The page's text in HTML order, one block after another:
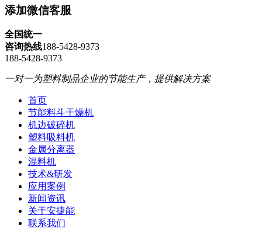
添加微信客服
全国统一
咨询热线188-5428-9373
188-5428-9373
一对一为塑料制品企业的节能生产，提供解决方案
首页
节能料斗干燥机
机边破碎机
塑料吸料机
金属分离器
混料机
技术&研发
应用案例
新闻资讯
关于安捷能
联系我们